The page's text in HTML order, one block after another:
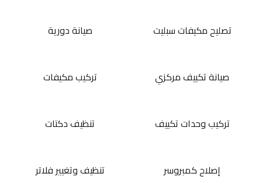
تصليح مكيفات سبليت صيانة دورية
صيانة تكييف مركزي تركيب مكيفات
تركيب وحدات تكييف تنظيف دكتات
إصلاح كمبروسر تنظيف وتغيير فلاتر